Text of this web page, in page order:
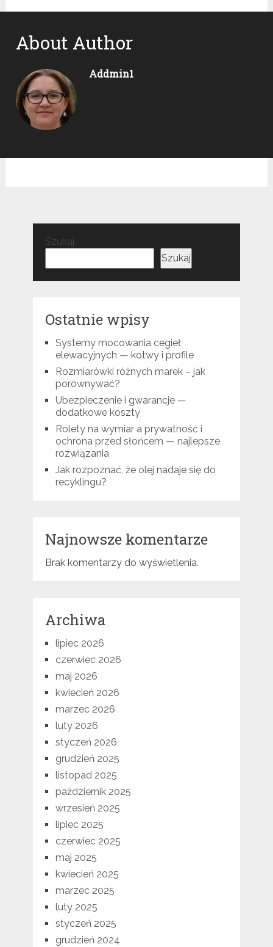
About Author
Addmin1
Szukaj
Szukaj
Ostatnie wpisy
Systemy mocowania cegieł
elewacyjnych — kotwy i profile
Rozmiarówki różnych marek – jak
porównywać?
Ubezpieczenie i gwarancje —
dodatkowe koszty
Rolety na wymiar a prywatność i
ochrona przed słońcem — najlepsze
rozwiązania
Jak rozpoznać, że olej nadaje się do
recyklingu?
Najnowsze komentarze
Brak komentarzy do wyświetlenia.
Archiwa
lipiec 2026
czerwiec 2026
maj 2026
kwiecień 2026
marzec 2026
luty 2026
styczeń 2026
grudzień 2025
listopad 2025
październik 2025
wrzesień 2025
lipiec 2025
czerwiec 2025
maj 2025
kwiecień 2025
marzec 2025
luty 2025
styczeń 2025
grudzień 2024